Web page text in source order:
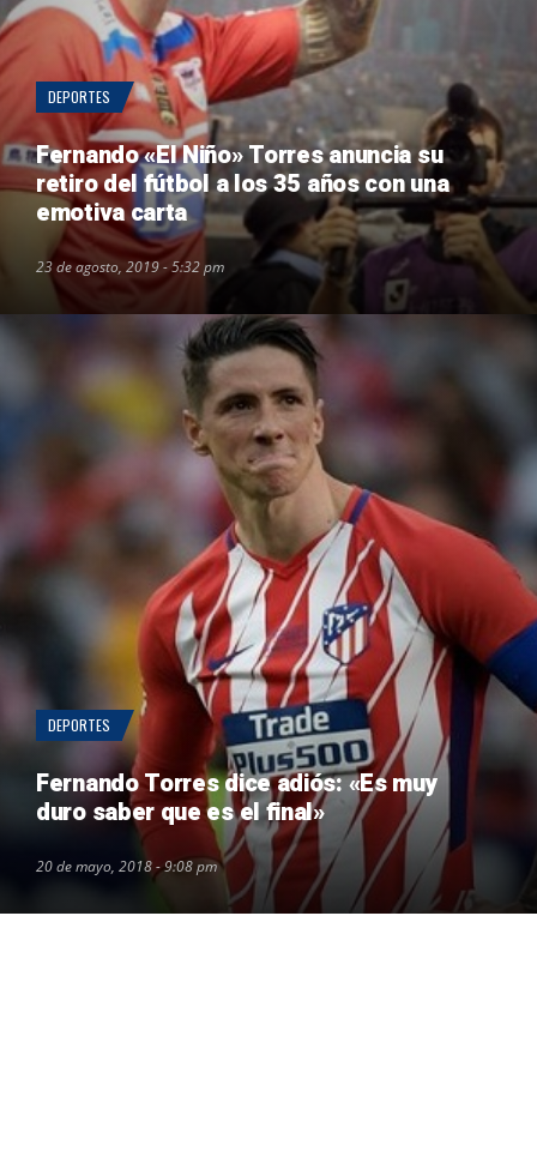
DEPORTES
Fernando «El Niño» Torres anuncia su
retiro del fútbol a los 35 años con una
emotiva carta
23 de agosto, 2019 - 5:32 pm
DEPORTES
Fernando Torres dice adiós: «Es muy
duro saber que es el final»
20 de mayo, 2018 - 9:08 pm